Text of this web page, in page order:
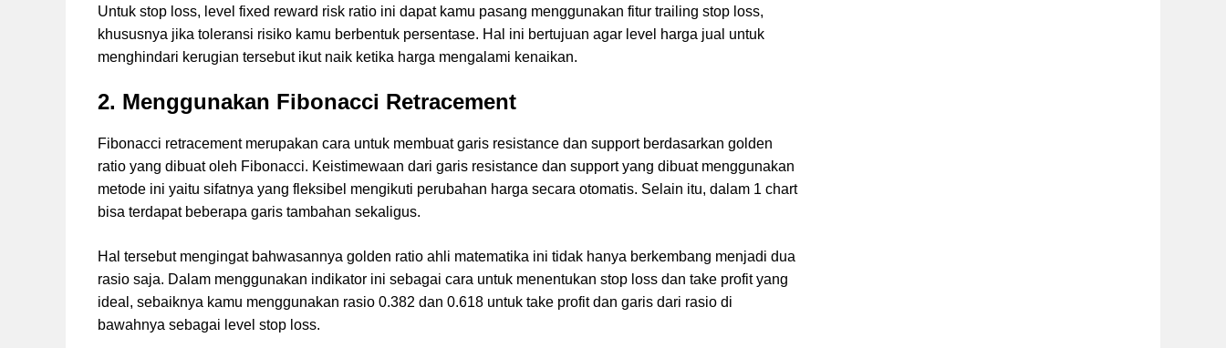
Untuk stop loss, level fixed reward risk ratio ini dapat kamu pasang menggunakan fitur trailing stop loss,
khususnya jika toleransi risiko kamu berbentuk persentase. Hal ini bertujuan agar level harga jual untuk
menghindari kerugian tersebut ikut naik ketika harga mengalami kenaikan.
2. Menggunakan Fibonacci Retracement
Fibonacci retracement merupakan cara untuk membuat garis resistance dan support berdasarkan golden
ratio yang dibuat oleh Fibonacci. Keistimewaan dari garis resistance dan support yang dibuat menggunakan
metode ini yaitu sifatnya yang fleksibel mengikuti perubahan harga secara otomatis. Selain itu, dalam 1 chart
bisa terdapat beberapa garis tambahan sekaligus.
Hal tersebut mengingat bahwasannya golden ratio ahli matematika ini tidak hanya berkembang menjadi dua
rasio saja. Dalam menggunakan indikator ini sebagai cara untuk menentukan stop loss dan take profit yang
ideal, sebaiknya kamu menggunakan rasio 0.382 dan 0.618 untuk take profit dan garis dari rasio di
bawahnya sebagai level stop loss.